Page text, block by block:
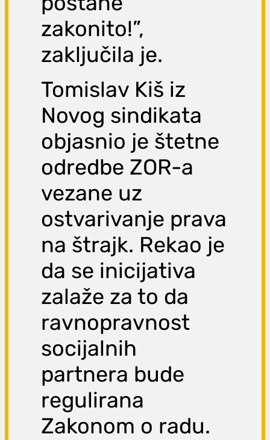
zakonito!”,
zaključila je.
Tomislav Kiš iz
Novog sindikata
objasnio je štetne
odredbe ZOR-a
vezane uz
ostvarivanje prava
na štrajk. Rekao je
da se inicijativa
zalaže za to da
ravnopravnost
socijalnih
partnera bude
regulirana
Zakonom o radu.